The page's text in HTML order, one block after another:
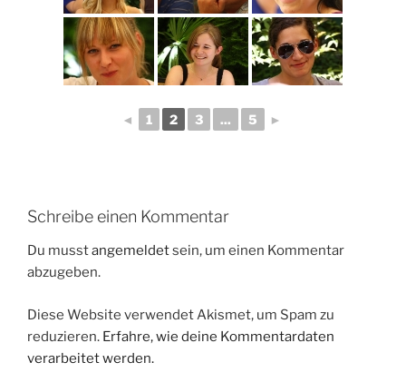
◄ 1 2 3 ... 5 ►
Schreibe einen Kommentar
Du musstangemeldetsein, um einen Kommentar
abzugeben.
Diese Website verwendet Akismet, um Spam zu
reduzieren. Erfahre, wie deine Kommentardaten
verarbeitet werden.